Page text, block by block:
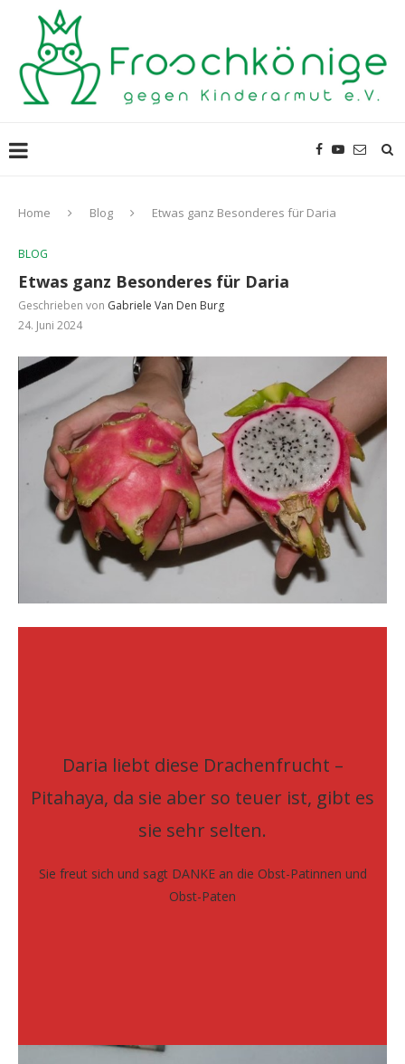
Home Blog Etwas ganz Besonderes für Daria
BLOG
Etwas ganz Besonderes für Daria
Geschrieben von Gabriele Van Den Burg
24. Juni 2024
Daria liebt diese Drachenfrucht –
Pitahaya, da sie aber so teuer ist, gibt es
sie sehr selten.
Sie freut sich und sagt DANKE an die Obst-Patinnen und
Obst-Paten